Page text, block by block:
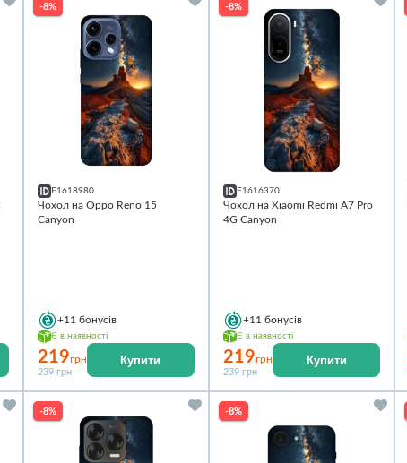
-8%
F1618980
Чохол на Oppo Reno 15
Canyon
+11 бонусів
Є в наявності
219грн
239 грн
Купити
-8%
F1616370
Чохол на Xiaomi Redmi A7 Pro
4G Canyon
+11 бонусів
Є в наявності
219грн
239 грн
Купити
-8% -8%